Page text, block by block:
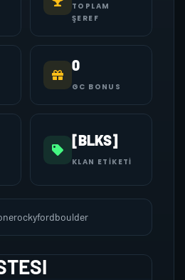
TOPLAM
ŞEREF
0
GC BONUS
[BLKS]
KLAN ETIKETI